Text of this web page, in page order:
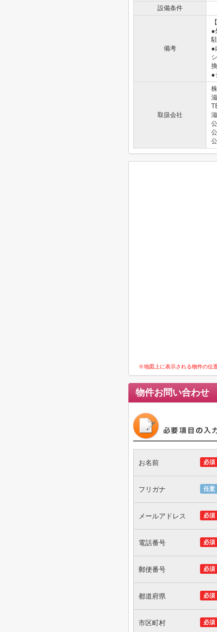
設備条件
備考
●
●
●
取扱会社
※地図上に表示される物件の位
物件お問い合わせ
必須
お名前
任意
フリガナ
必須
メールアドレス
必須
電話番号
必須
郵便番号
必須
都道府県
必須
市区町村